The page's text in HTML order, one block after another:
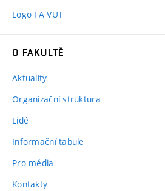
Logo FA VUT
O FAKULTĚ
Aktuality
Organizační struktura
Lidé
Informační tabule
Pro média
Kontakty